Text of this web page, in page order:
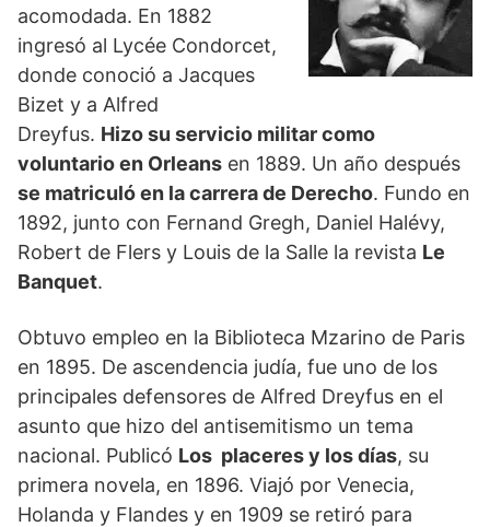
acomodada. En 1882
ingresó al Lycée Condorcet,
donde conoció a Jacques
Bizet y a Alfred
Dreyfus. Hizo su servicio militar como
voluntario en Orleans en 1889. Un año después
se matriculó en la carrera de Derecho. Fundo en
1892, junto con Fernand Gregh, Daniel Halévy,
Robert de Flers y Louis de la Salle la revista Le
Banquet.
Obtuvo empleo en la Biblioteca Mzarino de Paris
en 1895. De ascendencia judía, fue uno de los
principales defensores de Alfred Dreyfus en el
asunto que hizo del antisemitismo un tema
nacional. Publicó Los placeres y los días, su
primera novela, en 1896. Viajó por Venecia,
Holanda y Flandes y en 1909 se retiró para